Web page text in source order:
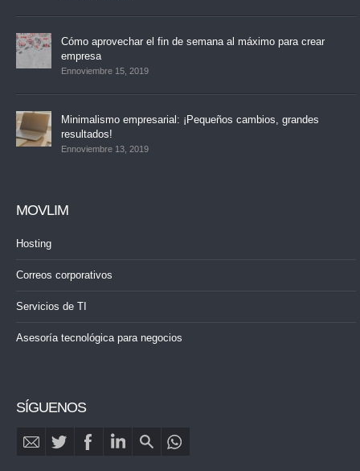
Cómo aprovechar el fin de semana al máximo para crear
empresa
Ennoviembre 15, 2019
Minimalismo empresarial: ¡Pequeños cambios, grandes
resultados!
Ennoviembre 13, 2019
MOVLIM
Hosting
Correos corporativos
Servicios de TI
Asesoría tecnológica para negocios
SÍGUENOS